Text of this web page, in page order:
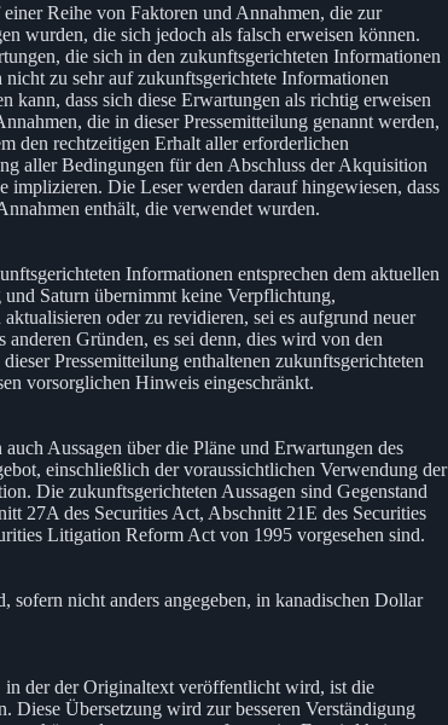
Reihe von Faktoren und Annahmen, die zur
wurden, die sich jedoch als falsch erweisen können.
die sich in den zukunftsgerichteten Informationen
zu sehr auf zukunftsgerichtete Informationen
kann, dass sich diese Erwartungen als richtig erweisen
die in dieser Pressemitteilung genannt werden,
den rechtzeitigen Erhalt aller erforderlichen
aller Bedingungen für den Abschluss der Akquisition
implizieren. Die Leser werden darauf hingewiesen, dass
enthält, die verwendet wurden.
Informationen entsprechen dem aktuellen
Saturn übernimmt keine Verpflichtung,
oder zu revidieren, sei es aufgrund neuer
Gründen, es sei denn, dies wird von den
Pressemitteilung enthaltenen zukunftsgerichteten
vorsorglichen Hinweis eingeschränkt.
Aussagen über die Pläne und Erwartungen des
einschließlich der voraussichtlichen Verwendung der
Die zukunftsgerichteten Aussagen sind Gegenstand
27A des Securities Act, Abschnitt 21E des Securities
Litigation Reform Act von 1995 vorgesehen sind.
sofern nicht anders angegeben, in kanadischen Dollar
der der Originaltext veröffentlicht wird, ist die
Diese Übersetzung wird zur besseren Verständigung